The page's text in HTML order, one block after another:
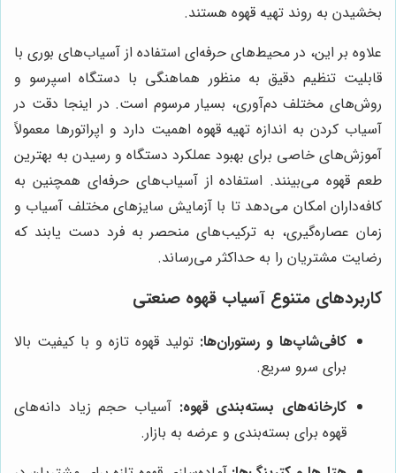
بخشیدن به روند تهیه قهوه هستند.
علاوه بر این، در محیط‌های حرفه‌ای استفاده از آسیاب‌های بوری با
قابلیت تنظیم دقیق به منظور هماهنگی با دستگاه اسپرسو و
روش‌های مختلف دم‌آوری، بسیار مرسوم است. در اینجا دقت در
آسیاب کردن به اندازه تهیه قهوه اهمیت دارد و اپراتورها معمولاً
آموزش‌های خاصی برای بهبود عملکرد دستگاه و رسیدن به بهترین
طعم قهوه می‌بینند. استفاده از آسیاب‌های حرفه‌ای همچنین به
کافه‌داران امکان می‌دهد تا با آزمایش سایزهای مختلف آسیاب و
زمان عصاره‌گیری، به ترکیب‌های منحصر به فرد دست یابند که
رضایت مشتریان را به حداکثر می‌رساند.
کاربردهای متنوع آسیاب قهوه صنعتی
کافی‌شاپ‌ها و رستوران‌ها: تولید قهوه تازه و با کیفیت بالا
برای سرو سریع.
کارخانه‌های بسته‌بندی قهوه: آسیاب حجم زیاد دانه‌های
قهوه برای بسته‌بندی و عرضه به بازار.